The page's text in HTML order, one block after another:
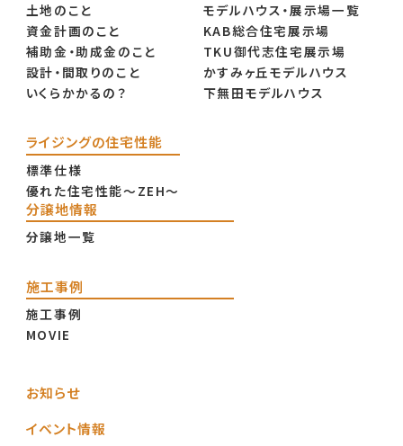
土地のこと
資金計画のこと
補助金・助成金のこと
設計・間取りのこと
いくらかかるの？
ライジングの住宅性能
標準仕様
優れた住宅性能〜ZEH〜
モデルハウス・展示場一覧
KAB総合住宅展示場
TKU御代志住宅展示場
かすみヶ丘モデルハウス
下無田モデルハウス
分譲地情報
分譲地一覧
施工事例
施工事例
MOVIE
お知らせ
イベント情報